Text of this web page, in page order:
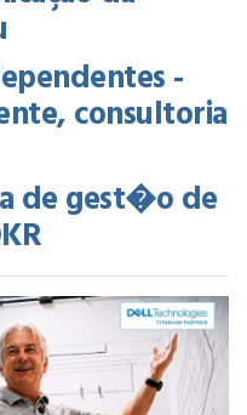
-
consultoria
de gest�o de